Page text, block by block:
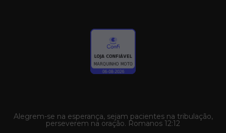
Alegrem-se na esperança, sejam pacientes na tribulação,
perseverem na oração. Romanos 12:12